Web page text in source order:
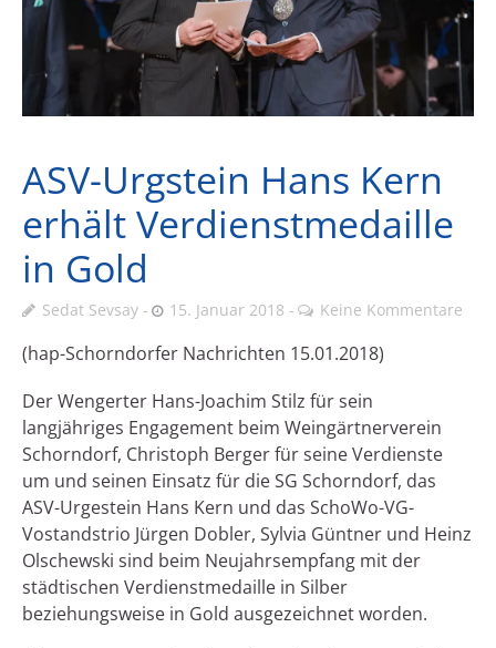
ASV-Urgstein Hans Kern
erhält Verdienstmedaille
in Gold
Sedat Sevsay 15. Januar 2018 Keine Kommentare
(hap-Schorndorfer Nachrichten 15.01.2018)
Der Wengerter Hans-Joachim Stilz für sein
langjähriges Engagement beim Weingärtnerverein
Schorndorf, Christoph Berger für seine Verdienste
um und seinen Einsatz für die SG Schorndorf, das
ASV-Urgestein Hans Kern und das SchoWo-VG-
Vostandstrio Jürgen Dobler, Sylvia Güntner und Heinz
Olschewski sind beim Neujahrsempfang mit der
städtischen Verdienstmedaille in Silber
beziehungsweise in Gold ausgezeichnet worden.